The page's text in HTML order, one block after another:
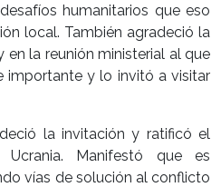
humanitarios que eso
local. También agradeció la
la reunión ministerial al que
importante y lo invitó a visitar
la invitación y ratificó el
Manifestó que es
vías de solución al conflicto